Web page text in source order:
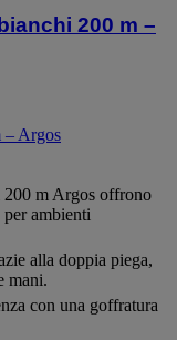
200 m –
– Argos
200 m Argos offrono
ambienti
alla doppia piega,
mani.
con una goffratura